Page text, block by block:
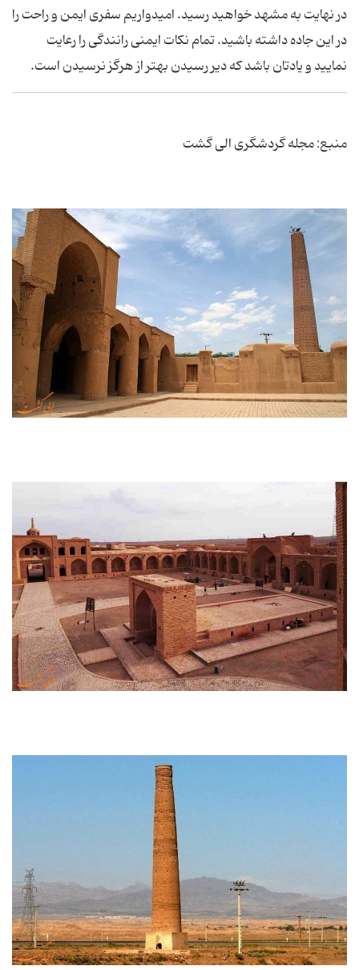
در نهایت به مشهد خواهید رسید. امیدواریم سفری ایمن و راحت را
در این جاده داشته باشید. تمام نکات ایمنی رانندگی را رعایت
نمایید و یادتان باشد که دیر رسیدن بهتر از هرگز نرسیدن است.
منبع: مجله گردشگری الی گشت